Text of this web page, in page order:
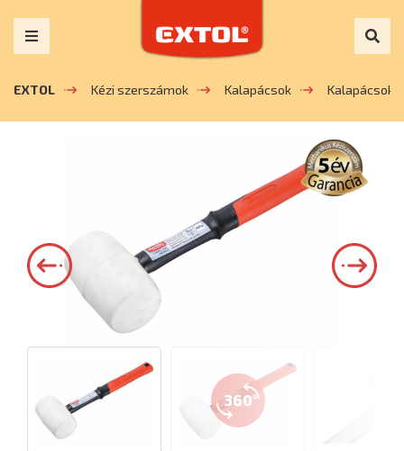
EXTOL Kézi szerszámok Kalapácsok Kalapácsok
360°